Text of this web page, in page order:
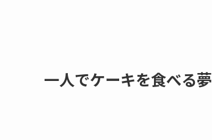
一人でケーキを食べる夢